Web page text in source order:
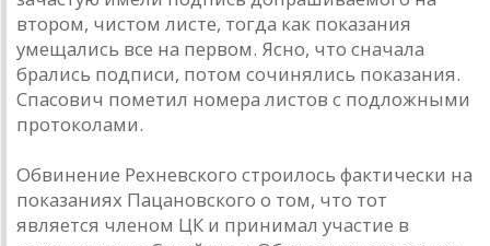
втором, чистом листе, тогда как показания
умещались все на первом. Ясно, что сначала
брались подписи, потом сочинялись показания.
Спасович пометил номера листов с подложными
протоколами.
Обвинение Рехневского строилось фактически на
показаниях Пацановского о том, что тот
является членом ЦК и принимал участие в